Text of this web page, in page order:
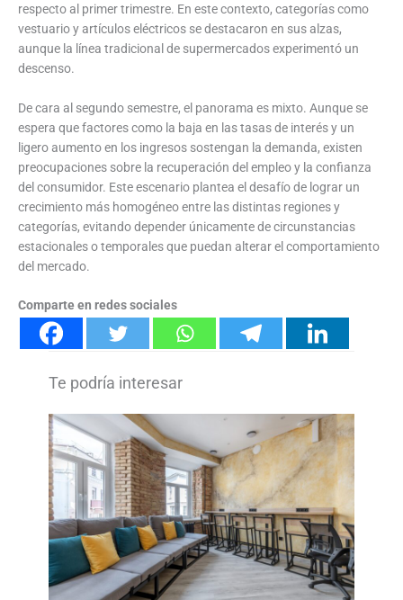
respecto al primer trimestre. En este contexto, categorías como
vestuario y artículos eléctricos se destacaron en sus alzas,
aunque la línea tradicional de supermercados experimentó un
descenso.
De cara al segundo semestre, el panorama es mixto. Aunque se
espera que factores como la baja en las tasas de interés y un
ligero aumento en los ingresos sostengan la demanda, existen
preocupaciones sobre la recuperación del empleo y la confianza
del consumidor. Este escenario plantea el desafío de lograr un
crecimiento más homogéneo entre las distintas regiones y
categorías, evitando depender únicamente de circunstancias
estacionales o temporales que puedan alterar el comportamiento
del mercado.
Comparte en redes sociales